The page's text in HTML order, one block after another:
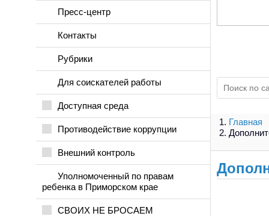
Пресс-центр
Контакты
Рубрики
Для соискателей работы
Доступная среда
Противодействие коррупции
Внешний контроль
Уполномоченный по правам
ребенка в Приморском крае
СВОИХ НЕ БРОСАЕМ
Главная